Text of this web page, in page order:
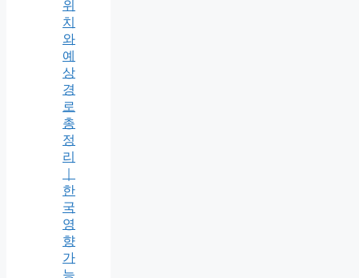
위
치
와
예
상
경
로
총
정
리
한
국
영
향
가
능